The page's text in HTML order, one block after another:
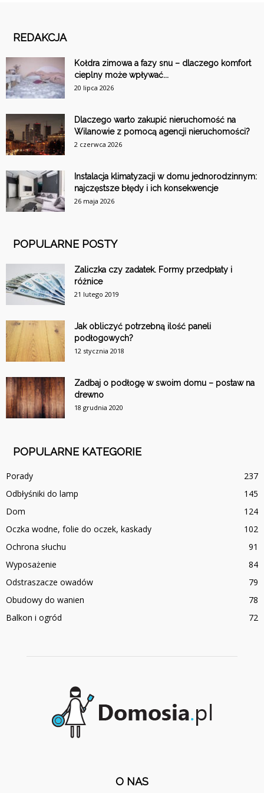
REDAKCJA
Kołdra zimowa a fazy snu – dlaczego komfort
cieplny może wpływać...
20 lipca 2026
Dlaczego warto zakupić nieruchomość na
Wilanowie z pomocą agencji nieruchomości?
2 czerwca 2026
Instalacja klimatyzacji w domu jednorodzinnym:
najczęstsze błędy i ich konsekwencje
26 maja 2026
POPULARNE POSTY
Zaliczka czy zadatek. Formy przedpłaty i
różnice
21 lutego 2019
Jak obliczyć potrzebną ilość paneli
podłogowych?
12 stycznia 2018
Zadbaj o podłogę w swoim domu – postaw na
drewno
18 grudnia 2020
POPULARNE KATEGORIE
Porady
237
Odbłyśniki do lamp
145
Dom
124
Oczka wodne, folie do oczek, kaskady
102
Ochrona słuchu
91
Wyposażenie
84
Odstraszacze owadów
79
Obudowy do wanien
78
Balkon i ogród
72
O NAS